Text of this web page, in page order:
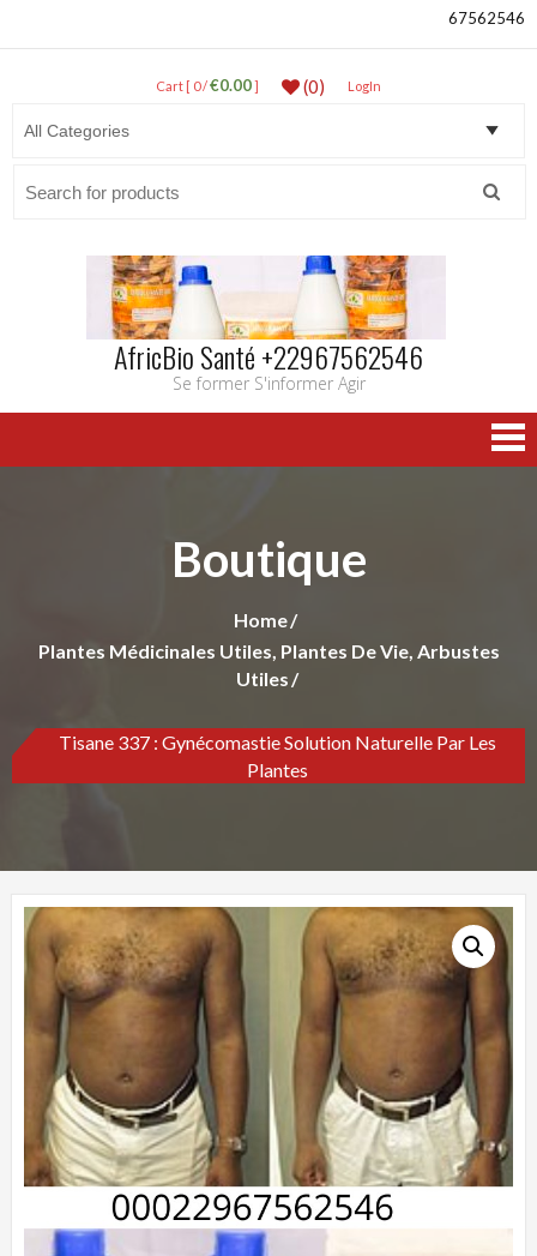
67562546
Cart [ 0 /€0.00] (0) LogIn
AfricBio Santé +22967562546
Se former S'informer Agir
Boutique
Home
Plantes Médicinales Utiles, Plantes De Vie, Arbustes
Utiles
Tisane 337 : Gynécomastie Solution Naturelle Par Les
Plantes